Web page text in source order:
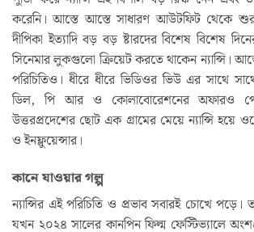
করেনি। আস্তে আস্তে সাধারণ আউটফিট থেকে
দীপিকা ইত্যাদি বড় বড় ষ্টারদের বিশেষ বিশেষ
সিনেমার লুকগুলো ক্রিয়েট করতে থাকেন ন্যান্সি।
পরিচিতিও। ধীরে ধীরে ভিডিওর ভিউ এর সাথে সাথে
ডিল, পি আর ও কোলাবোরেশনের অফারও
উত্তরপ্রদেশের ছোট এক গ্রামের মেয়ে ন্যান্সি হয়ে
ও ইনফ্লুয়েন্সার।
কানে যাওয়ার গল্প
ন্যান্সির এই পরিচিতি ও প্রভাব সবারই চোখে
যখন ২০২৪ সালের কানপিন ফিল্ম ফেস্টিভ্যালে